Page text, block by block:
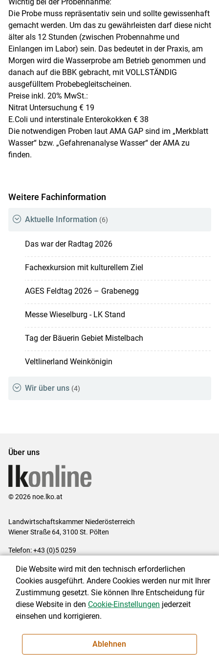
Die Probe muss repräsentativ sein und sollte gewissenhaft
gemacht werden. Um das zu gewährleisten darf diese nicht
älter als 12 Stunden (zwischen Probennahme und
Einlangen im Labor) sein. Das bedeutet in der Praxis, am
Morgen wird die Wasserprobe am Betrieb genommen und
danach auf die BBK gebracht, mit VOLLSTÄNDIG
ausgefülltem Probebegleitscheinen.
Preise inkl. 20% MwSt.:
Nitrat Untersuchung € 19
E.Coli und interstinale Enterokokken € 38
Die notwendigen Proben laut AMA GAP sind im „Merkblatt
Wasser“ bzw. „Gefahrenanalyse Wasser“ der AMA zu
finden.
Weitere Fachinformation
Aktuelle Information (6)
Das war der Radtag 2026
Fachexkursion mit kulturellem Ziel
AGES Feldtag 2026 – Grabenegg
Messe Wieselburg - LK Stand
Tag der Bäuerin Gebiet Mistelbach
Veltlinerland Weinkönigin
Wir über uns (4)
Über uns
© 2026 noe.lko.at
Landwirtschaftskammer Niederösterreich
Wiener Straße 64, 3100 St. Pölten
Telefon: +43 (0)5 0259
Impressum|Kontakt|Datenschutzerklärung|Barrierefreiheit|
Cookie-Einstellungen
NEWSLETTER
Die Website wird mit den technisch erforderlichen
Cookies ausgeführt. Andere Cookies werden nur mit Ihrer
Zustimmung gesetzt. Sie können Ihre Entscheidung für
diese Website in den Cookie-Einstellungen jederzeit
einsehen und korrigieren.
Ablehnen